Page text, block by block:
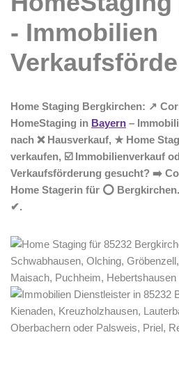
Home Staging Bergkirchen: ↗️
HomeStaging in Bayern –
nach ❌ Hausverkauf, ★ Home
verkaufen, ☑️ Immobilienverkauf
Verkaufsförderung gesucht? ➡️
Home Stagerin für ⭕
✔.